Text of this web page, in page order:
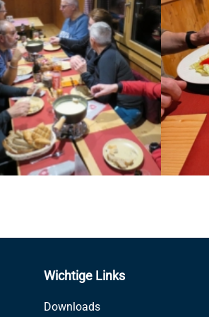
Wichtige Links
Downloads